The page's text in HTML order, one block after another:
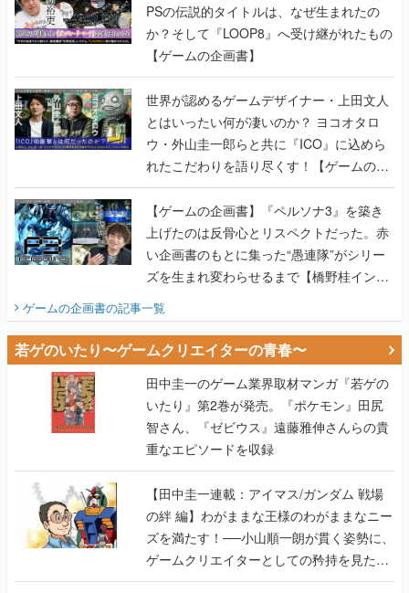
PSの伝説的タイトルは、なぜ生まれたの
か？そして『LOOP8』へ受け継がれたもの
【ゲームの企画書】
世界が認めるゲームデザイナー・上田文人
とはいったい何が凄いのか？ ヨコオタロ
ウ・外山圭一郎らと共に『ICO』に込めら
れたこだわりを語り尽くす！【ゲームの企
画書】
【ゲームの企画書】『ペルソナ3』を築き
上げたのは反骨心とリスペクトだった。赤
い企画書のもとに集った“愚連隊”がシリー
ズを生まれ変わらせるまで【橋野桂インタ
ゲームの企画書の記事一覧
若ゲのいたり〜ゲームクリエイターの青春〜
田中圭一のゲーム業界取材マンガ『若ゲの
いたり』第2巻が発売。『ポケモン』田尻
智さん、『ゼビウス』遠藤雅伸さんらの貴
重なエピソードを収録
【田中圭一連載：アイマス/ガンダム 戦場
の絆 編】わがままな王様のわがままなニー
ズを満たす！──小山順一朗が貫く姿勢に、
ゲームクリエイターとしての矜持を見た
【若ゲのいたり最終回】